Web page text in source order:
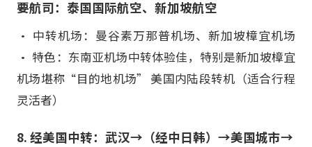
要航司：泰国国际航空、新加坡航空
• 中转机场：曼谷素万那普机场、新加坡樟宜机场
• 特色：东南亚机场中转体验佳，特别是新加坡樟宜
机场堪称“目的地机场” 美国内陆段转机（适合行程
灵活者）
8. 经美国中转：武汉→（经中日韩）→美国城市→